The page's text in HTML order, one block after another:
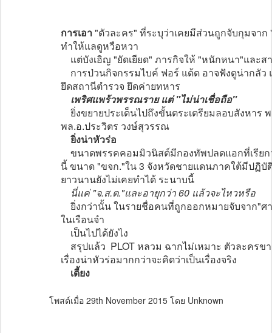
การเอา"ตัวละคร" ที่ระบุว่าเคยมีส่วนถูกจับกุมจา
ทำให้แลดูหวือหวา
แต่บังเอิญ "ยัดเยียด" ภารกิจให้ "หนักหนา"และส
การป่วนกิจกรรมไบค์ ฟอร์ แด้ด อาจฟังดูน่ากลัว
ยึดสถานีตำรวจ ยึดค่ายทหาร
เพริศแพร้วพรรณราย แต่ "ไม่น่าเชื่อถือ"
ยิ่งขยายประเด็นไปถึงขั้นตระเตรียมลอบสังหาร
พล.อ.ประวิตร วงษ์สุวรรณ
ยิ่งน่าหัวร่อ
ขนาดพรรคคอมมิวนิสต์มีกองทัพปลดแอกที่เรียก
นี้ ขนาด "ขจก."ใน 3 จังหวัดชายแดนภาคใต้มีปฏิบั
ยาวนานยังไม่เคยทำได้ ระนาบนี้
นี่แค่ "จ.ส.ต."และอายุกว่า 60 แล้วจะไหวหรือ
ยิ่งกว่านั้น ในรายชื่อคนที่ถูกออกหมายจับจาก"ศ
ในเรือนจำ
เป็นไปได้ยังไง
สรุปแล้ว PLOT หลวม ฉากไม่เหมาะ ตัวละครข
เรื่องน่าหัวร่อมากกว่าจะคิดว่าเป็นเรื่องจริง
เดี้ยง
โพสต์เมื่อ 29th November 2015โดย Unknown